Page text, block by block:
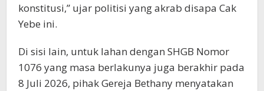
konstitusi,” ujar politisi yang akrab disapa Cak
Yebe ini.
Di sisi lain, untuk lahan dengan SHGB Nomor
1076 yang masa berlakunya juga berakhir pada
8 Juli 2026, pihak Gereja Bethany menyatakan